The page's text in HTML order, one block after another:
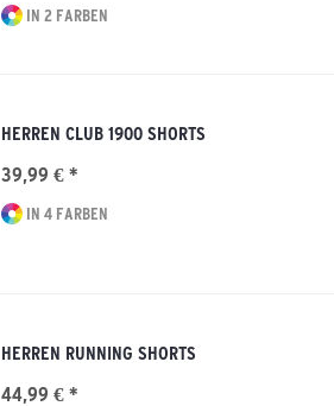
IN 2 FARBEN
HERREN CLUB 1900 SHORTS
39,99 € *
IN 4 FARBEN
HERREN RUNNING SHORTS
44,99 € *